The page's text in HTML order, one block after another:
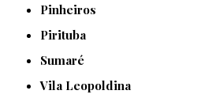
Pinheiros
Pirituba
Sumaré
Vila Leopoldina